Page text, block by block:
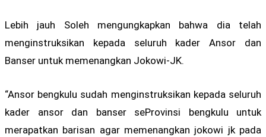
Lebih jauh Soleh mengungkapkan bahwa dia telah
menginstruksikan kepada seluruh kader Ansor dan
Banser untuk memenangkan Jokowi-JK.
“Ansor bengkulu sudah menginstruksikan kepada seluruh
kader ansor dan banser seProvinsi bengkulu untuk
merapatkan barisan agar memenangkan jokowi jk pada